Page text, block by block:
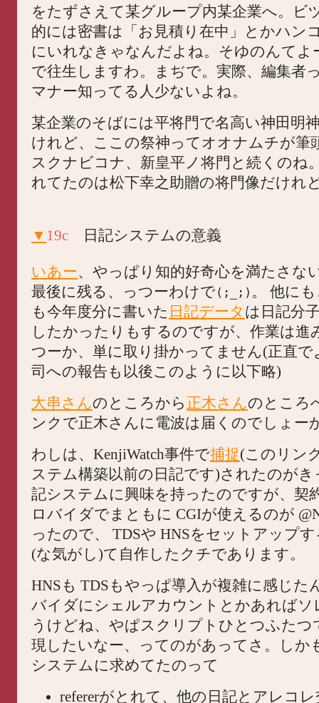
をたずさえて某グループ内某企業へ。ビ
的には密書は「お見積り在中」とかハン
にいれなきゃなんだよね。そゆのんてよ
で往生しますわ。まぢで。実際、編集者
マナー知ってる人少ないよね。
某企業のそばには平将門で名高い神田明
けれど、ここの祭神ってオオナムチが筆
スクナビコナ、新皇平ノ将門と続くのね
れてたのは松下幸之助贈の将門像だけれ
▼ 19c 日記システムの意義
いあー、やっぱり知的好奇心を満たさな
最後に残る、っつーわけで(;_;) 。 他に
も今年度分に書いた 日記データ は日記分
したかったりもするのですが、作業は進
つーか、単に取り掛かってません(正直で
司への報告も以後このように以下略)
大串さんのところから 正木さんのところ
ンクで正木さんに電波は届くのでしょー
わしは、KenjiWatch事件で捕捉(このリン
ステム構築以前の日記です)されたのが
記システムに興味を持ったのですが、契
ロバイダでまともに CGIが使えるのが
ったので、 TDSや HNSをセットアップ
(な気がし)て自作したクチであります。
HNSも TDSもやっぱ導入が複雑に感じた
バイダにシェルアカウントとかあればソ
うけどね、やぱスクリプトひとつふたつ
現したいなー、ってのがあってさ。しか
システムに求めてたのって
refererがとれて、他の日記とアレコ